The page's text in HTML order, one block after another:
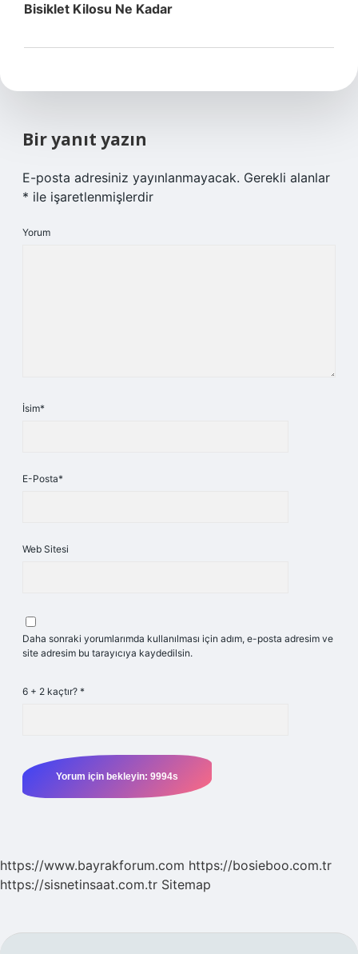
Bisiklet Kilosu Ne Kadar
Bir yanıt yazın
E-posta adresiniz yayınlanmayacak. Gerekli alanlar
* ile işaretlenmişlerdir
Yorum
İsim*
E-Posta*
Web Sitesi
Daha sonraki yorumlarımda kullanılması için adım, e-posta adresim ve
site adresim bu tarayıcıya kaydedilsin.
6 + 2 kaçtır? *
https://www.bayrakforum.com https://bosieboo.com.tr
https://sisnetinsaat.com.tr Sitemap